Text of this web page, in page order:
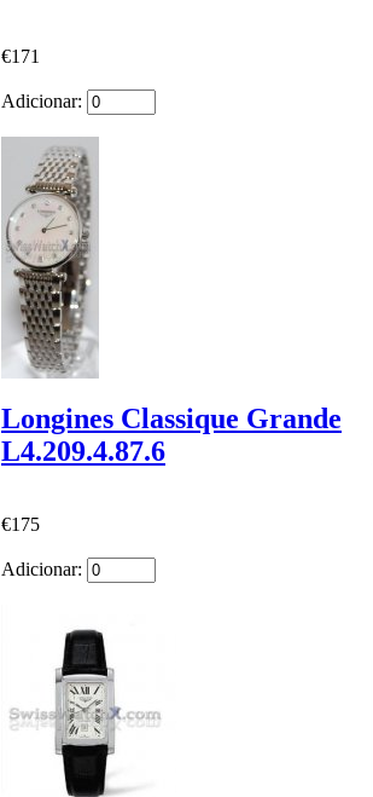
€171
Adicionar:
Longines Classique Grande
L4.209.4.87.6
€175
Adicionar: